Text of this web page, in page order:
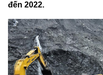
đến 2022.